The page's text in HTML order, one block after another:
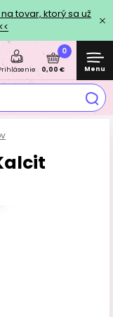
tovar, ktorý sa už
0
0,00 € Menu